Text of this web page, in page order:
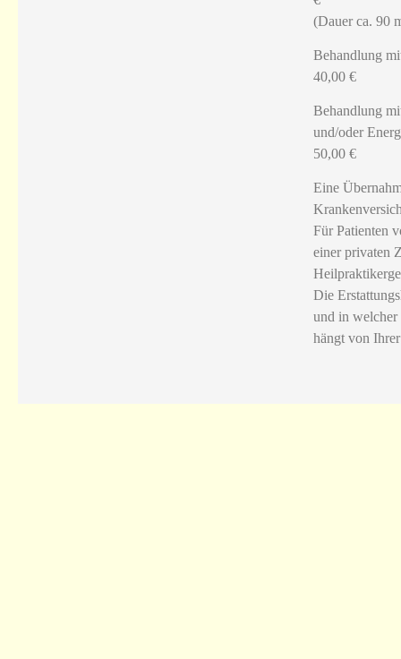
(Dauer ca. 90
40,00 €
Behandlung
und/
50,00 €
Eine
Für Patienten
einer privaten
Die
und in welcher
hängt von